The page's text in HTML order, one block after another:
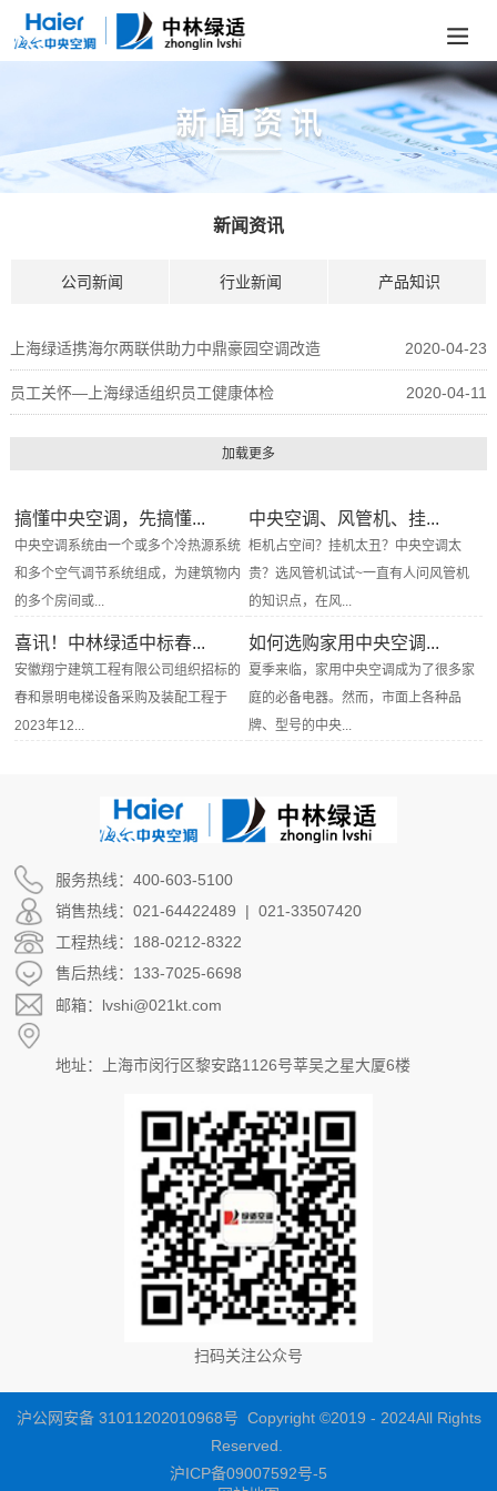
新闻资讯
公司新闻 行业新闻 产品知识
上海绿适携海尔两联供助力中鼎豪园空调改造 2020-04-23
员工关怀—上海绿适组织员工健康体检 2020-04-11
搞懂中央空调，先搞懂...
中央空调系统由一个或多个冷热源系统
和多个空气调节系统组成，为建筑物内
的多个房间或...
中央空调、风管机、挂...
柜机占空间？挂机太丑？中央空调太
贵？选风管机试试~一直有人问风管机
的知识点，在风...
喜讯！中林绿适中标春...
安徽翔宁建筑工程有限公司组织招标的
春和景明电梯设备采购及装配工程于
2023年12...
如何选购家用中央空调...
夏季来临，家用中央空调成为了很多家
庭的必备电器。然而，市面上各种品
牌、型号的中央...
服务热线：400-603-5100
销售热线：021-64422489 | 021-33507420
工程热线：188-0212-8322
售后热线：133-7025-6698
邮箱：lvshi@021kt.com
地址：上海市闵行区黎安路1126号莘吴之星大厦6楼
扫码关注公众号
沪公网安备 31011202010968号 Copyright ©2019 - 2024All Rights
Reserved.
沪ICP备09007592号-5